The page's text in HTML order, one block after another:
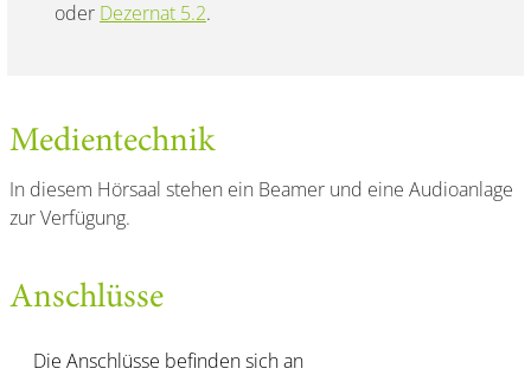
oder Dezernat 5.2.
Medientechnik
In diesem Hörsaal stehen ein Beamer und eine Audioanlage
zur Verfügung.
Anschlüsse
Die Anschlüsse befinden sich an